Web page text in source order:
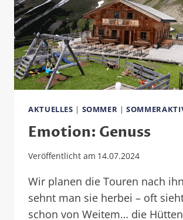
AKTUELLES | SOMMER |
Emotion: Genuss
Veröffentlicht am 14.07.2024
Wir planen die Touren nach
sehnt man sie herbei – oft
schon von Weitem… die